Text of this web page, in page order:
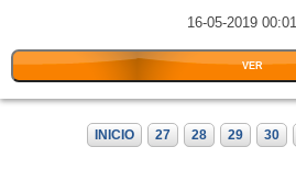
16-05-2019
VER
INICIO 27 28 29 30